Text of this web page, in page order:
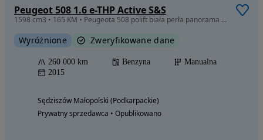
Peugeot 508 1.6 e-THP Active S&S
1598 cm3 • 165 KM • Peugeota 508 polift biała perła panorama dach
Wyróżnione Zweryfikowane dane
260 000 km Benzyna
Manualna
2015
Sędziszów Małopolski (Podkarpackie)
Prywatny sprzedawca • Opublikowano